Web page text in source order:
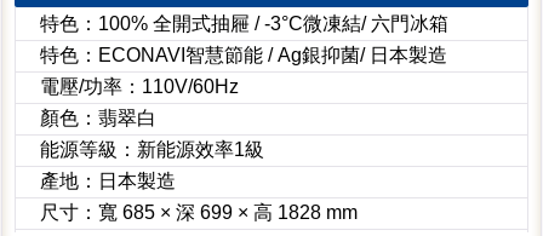
特色：100% 全開式抽屜 / -3°C微凍結/ 六門冰箱
特色：ECONAVI智慧節能 / Ag銀抑菌/ 日本製造
電壓/功率：110V/60Hz
顏色：翡翠白
能源等級：新能源效率1級
產地：日本製造
尺寸：寬 685 × 深 699 × 高 1828 mm